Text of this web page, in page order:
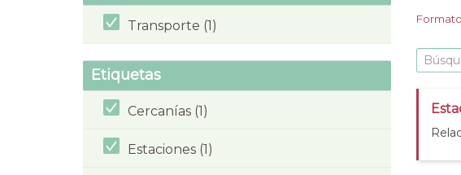
Transporte (1)
Etiquetas
Cercanías (1)
Estaciones (1)